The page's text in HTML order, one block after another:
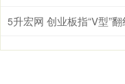
5升宏网 创业板指“V型”